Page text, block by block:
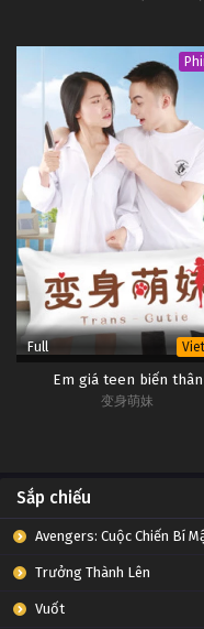
Full
Em giá teen biến thân
变身萌妹
Sắp chiếu
Avengers: Cuộc Chiến Bí
Trưởng Thành Lên
Vuốt